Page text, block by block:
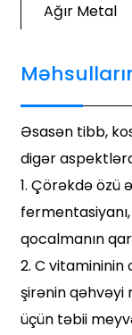
Ağır Metal
Əsasən tibb,
digər
1. Çörəkdə özü
qocalmanın
2. C vitamininin
şirənin qəhvəyi
üçün təbii